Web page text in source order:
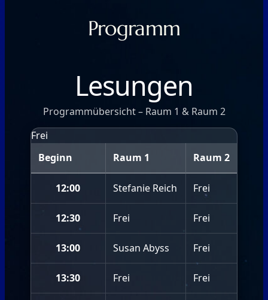
Programm
Lesungen
Programmübersicht – Raum 1 & Raum 2
Frei
Beginn
Raum 1 Raum 2
12:00 Stefanie Reich Frei
12:30 Frei Frei
13:00 Susan Abyss Frei
13:30 Frei Frei